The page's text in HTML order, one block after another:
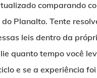
comparando
Planalto. Tente
leis dentro da
quanto tempo você
e se a experiência